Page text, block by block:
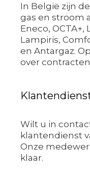
In België zijn
gas en stroom
Eneco,
Lampiris,
en Antargaz.
over
Wilt u in
klantendienst
Onze
klaar.